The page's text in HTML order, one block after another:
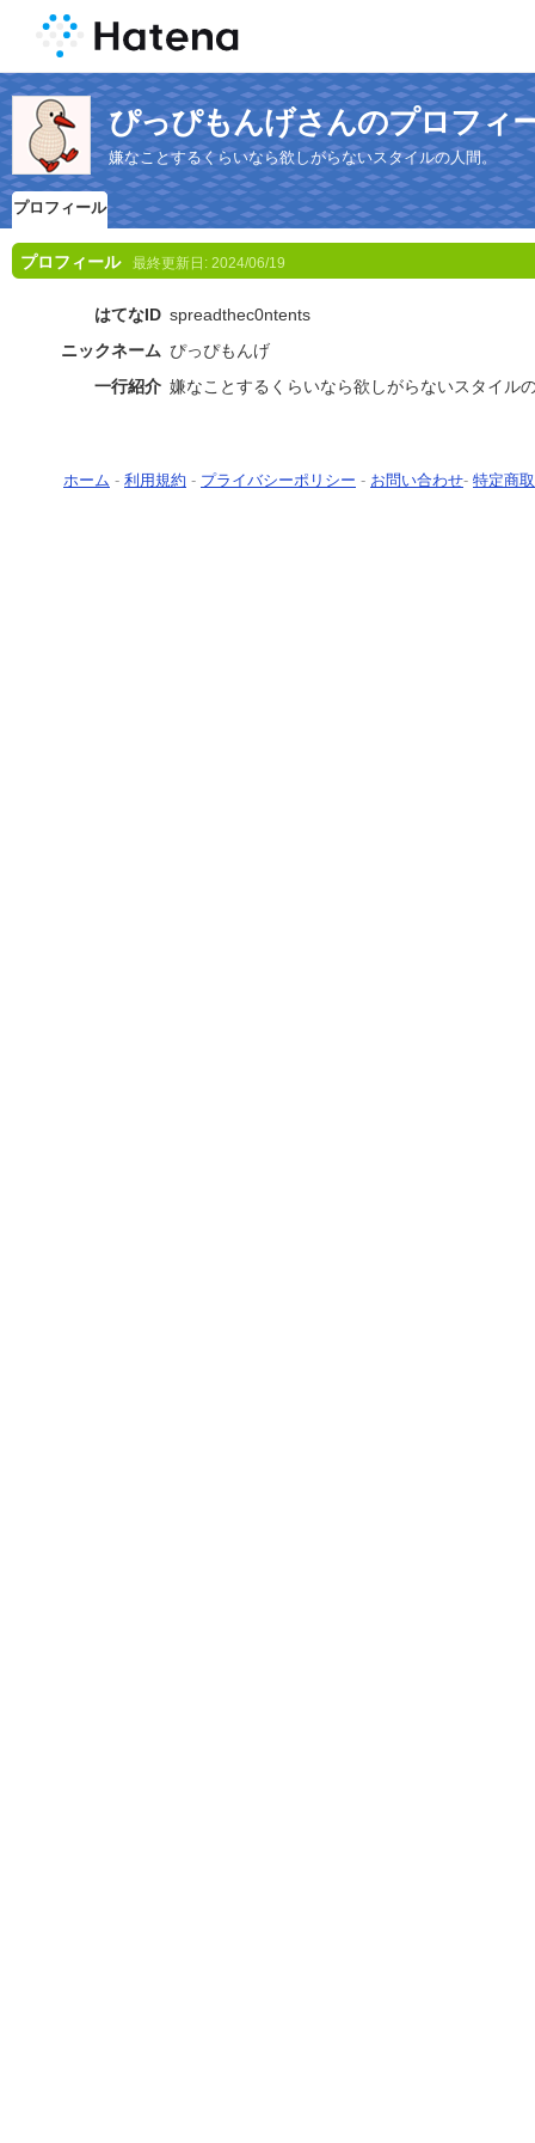
ぴっぴもんげさんのプロフィ
嫌なことするくらいなら欲しがらないスタイルの人間。
プロフィール
プロフィール 最終更新日: 2024/06/19
はてなID spreadthec0ntents
ニックネーム ぴっぴもんげ
一行紹介 嫌なことするくらいなら欲しがらないスタイル
ホーム - 利用規約 - プライバシーポリシー - お問い合わせ- 特定商